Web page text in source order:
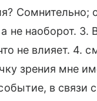
Сомнительно;
не наоборот.
не влияет. 4.
зрения мне
в связи